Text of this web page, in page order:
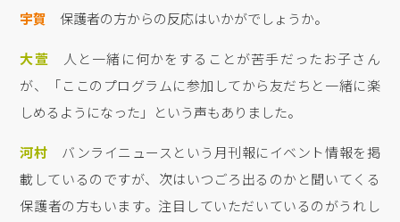
宇賀 保護者の方からの反応はいかがでしょうか。
大萱 人と一緒に何かをすることが苦手だったお子さん
が、「ここのプログラムに参加してから友だちと一緒に楽
しめるようになった」という声もありました。
河村 バンライニュースという月刊報にイベント情報を掲
載しているのですが、次はいつごろ出るのかと聞いてくる
保護者の方もいます。注目していただいているのがうれし